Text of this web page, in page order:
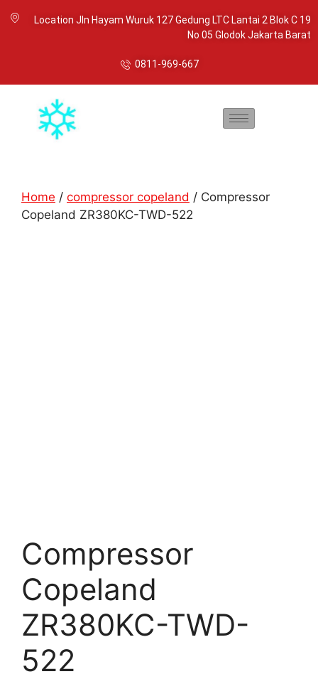
Location Jln Hayam Wuruk 127 Gedung LTC Lantai 2 Blok C 19
No 05 Glodok Jakarta Barat
0811-969-667
Home / compressor copeland / Compressor
Copeland ZR380KC-TWD-522
Compressor
Copeland
ZR380KC-TWD-
522